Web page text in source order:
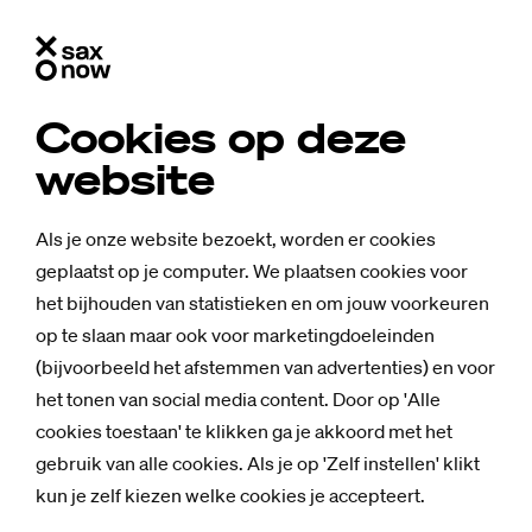
Cookies op deze
website
Als je onze website bezoekt, worden er cookies
geplaatst op je computer. We plaatsen cookies voor
het bijhouden van statistieken en om jouw voorkeuren
op te slaan maar ook voor marketingdoeleinden
(bijvoorbeeld het afstemmen van advertenties) en voor
het tonen van social media content. Door op 'Alle
cookies toestaan' te klikken ga je akkoord met het
gebruik van alle cookies. Als je op 'Zelf instellen' klikt
kun je zelf kiezen welke cookies je accepteert.